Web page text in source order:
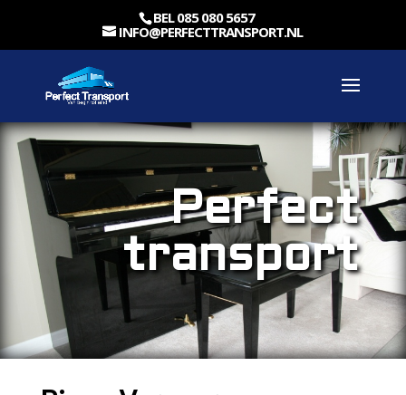
BEL 085 080 5657
INFO@PERFECTTRANSPORT.NL
Perfect
transport